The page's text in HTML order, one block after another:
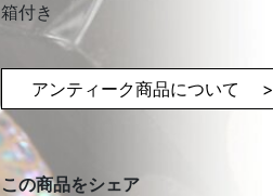
箱付き
アンティーク商品について >
この商品をシェア